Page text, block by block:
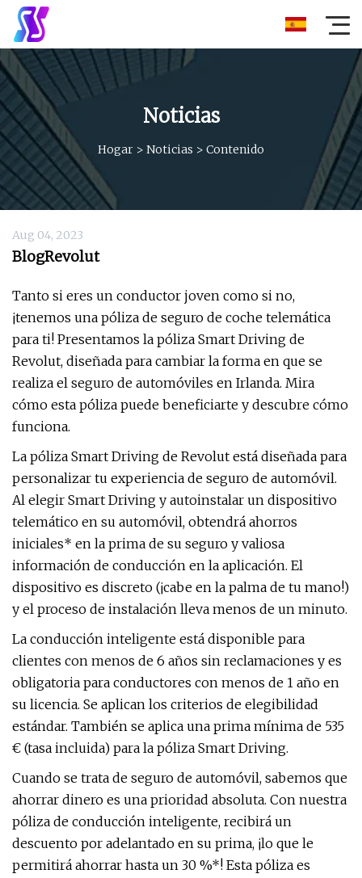
Noticias
Hogar > Noticias > Contenido
Aug 04, 2023
BlogRevolut
Tanto si eres un conductor joven como si no,
¡tenemos una póliza de seguro de coche telemática
para ti! Presentamos la póliza Smart Driving de
Revolut, diseñada para cambiar la forma en que se
realiza el seguro de automóviles en Irlanda. Mira
cómo esta póliza puede beneficiarte y descubre cómo
funciona.
La póliza Smart Driving de Revolut está diseñada para
personalizar tu experiencia de seguro de automóvil.
Al elegir Smart Driving y autoinstalar un dispositivo
telemático en su automóvil, obtendrá ahorros
iniciales* en la prima de su seguro y valiosa
información de conducción en la aplicación. El
dispositivo es discreto (¡cabe en la palma de tu mano!)
y el proceso de instalación lleva menos de un minuto.
La conducción inteligente está disponible para
clientes con menos de 6 años sin reclamaciones y es
obligatoria para conductores con menos de 1 año en
su licencia. Se aplican los criterios de elegibilidad
estándar. También se aplica una prima mínima de 535
€ (tasa incluida) para la póliza Smart Driving.
Cuando se trata de seguro de automóvil, sabemos que
ahorrar dinero es una prioridad absoluta. Con nuestra
póliza de conducción inteligente, recibirá un
descuento por adelantado en su prima, ¡lo que le
permitirá ahorrar hasta un 30 %*! Esta póliza es